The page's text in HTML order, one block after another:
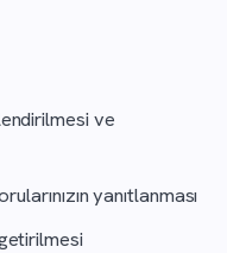
ve
yanıtlanması